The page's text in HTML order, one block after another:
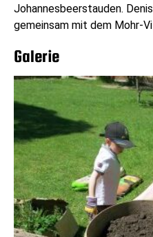
Johannesbeerstauden.
gemeinsam mit dem Mohr-
Galerie